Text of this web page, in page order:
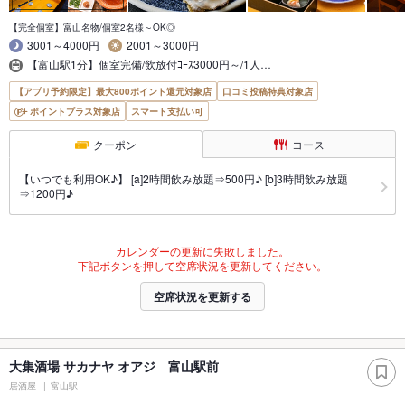
【完全個室】富山名物/個室2名様～OK◎
3001～4000円
2001～3000円
【富山駅1分】個室完備/飲放付ｺｰｽ3000円～/1人…
【アプリ予約限定】最大800ポイント還元対象店
口コミ投稿特典対象店
ポイントプラス対象店
スマート支払い可
クーポン コース
【いつでも利用OK♪】 [a]2時間飲み放題⇒500円♪ [b]3時間飲み放題
⇒1200円♪
カレンダーの更新に失敗しました。
下記ボタンを押して空席状況を更新してください。
空席状況を更新する
大集酒場 サカナヤ オアジ 富山駅前
居酒屋 富山駅